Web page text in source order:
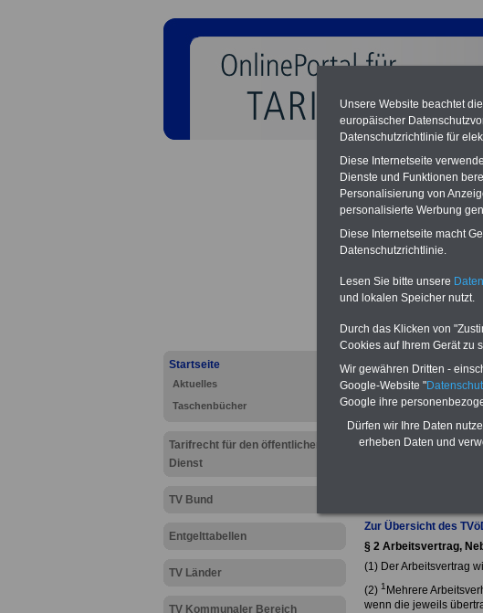
Startseite
Aktuelles
Taschenbücher
Tarifrecht für den öffentlichen
Dienst
TV Bund
Entgelttabellen
TV Länder
TV Kommunaler Bereich
Tarifvertrag für
Neu
Zur Übersicht des
§ 2 Arbeitsvertrag,
(1) Der Arbeitsvertrag
(2) 1 Mehrere
wenn die jeweils
Unsere Website beachtet
europäischer
Datenschutzrichtlinie für
Diese Internetseite
Dienste und Funktionen
Personalisierung von
personalisierte Werbung
Diese Internetseite macht
Datenschutzrichtlinie.
Lesen Sie bitte unsere
und lokalen Speicher nutzt.
Durch das Klicken von
Cookies auf Ihrem Gerät zu
Wir gewähren Dritten -
Google-Website "
Google ihre
Dürfen wir Ihre Daten
erheben Daten und